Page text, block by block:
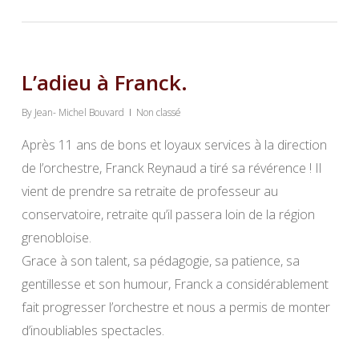
L’adieu à Franck.
By Jean- Michel Bouvard Non classé
Après 11 ans de bons et loyaux services à la direction
de l’orchestre, Franck Reynaud a tiré sa révérence ! Il
vient de prendre sa retraite de professeur au
conservatoire, retraite qu’il passera loin de la région
grenobloise.
Grace à son talent, sa pédagogie, sa patience, sa
gentillesse et son humour, Franck a considérablement
fait progresser l’orchestre et nous a permis de monter
d’inoubliables spectacles.